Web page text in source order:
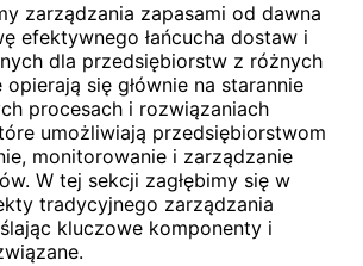
zarządzania zapasami od dawna
efektywnego łańcucha dostaw i
dla przedsiębiorstw z różnych
się głównie na starannie
procesach i rozwiązaniach
umożliwiają przedsiębiorstwom
monitorowanie i zarządzanie
W tej sekcji zagłębimy się w
tradycyjnego zarządzania
kluczowe komponenty i